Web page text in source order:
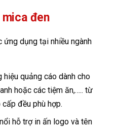
đen
ứng dụng tại nhiều ngành
quảng cáo dành cho
hoặc các tiệm ăn,….. từ
đều phù hợp.
hỗ trợ in ấn logo và tên